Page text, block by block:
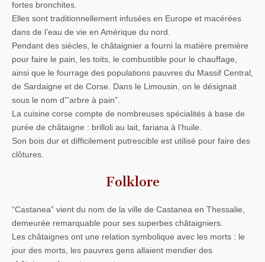
fortes bronchites.
Elles sont traditionnellement infusées en Europe et macérées
dans de l’eau de vie en Amérique du nord.
Pendant des siècles, le châtaignier a fourni la matière première
pour faire le pain, les toits, le combustible pour le chauffage,
ainsi que le fourrage des populations pauvres du Massif Central,
de Sardaigne et de Corse. Dans le Limousin, on le désignait
sous le nom d'”arbre à pain”.
La cuisine corse compte de nombreuses spécialités à base de
purée de châtaigne : brilloli au lait, fariana à l’huile.
Son bois dur et difficilement putrescible est utilisé pour faire des
clôtures.
Folklore
“Castanea” vient du nom de la ville de Castanea en Thessalie,
demeurée remarquable pour ses superbes châtaigniers.
Les châtaignes ont une relation symbolique avec les morts : le
jour des morts, les pauvres gens allaient mendier des